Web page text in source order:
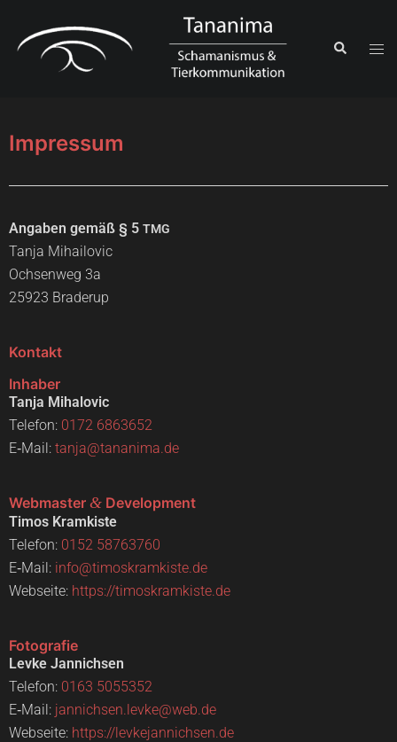
Impressum
Anga­ben gemäß § 5 TMG
Tan­ja Mihai­lo­vic
Och­sen­weg 3a
25923 Bra­de­r­up
Kontakt
Inhaber
Tan­ja Miha­lo­vic
Tele­fon: 0172 6863652
E‑Mail: tanja@tananima.de
Webmaster & Development
Timos Kram­kis­te
Tele­fon: 0152 58763760
E‑Mail: info@timoskramkiste.de
Web­sei­te: https://timoskramkiste.de
Fotografie
Lev­ke Jan­nich­sen
Tele­fon: 0163 5055352
E‑Mail: jannichsen.levke@web.de
Web­sei­te: https://levkejannichsen.de